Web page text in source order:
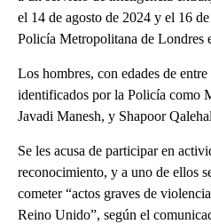
el 14 de agosto de 2024 y el 16
Policía Metropolitana de Londres
Los hombres, con edades de
identificados por la Policía como
Javadi Manesh, y Shapoor
Se les acusa de participar en
reconocimiento, y a uno de ellos
cometer “actos graves de
Reino Unido”, según el